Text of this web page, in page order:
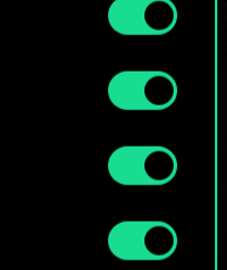
备好继续，请点